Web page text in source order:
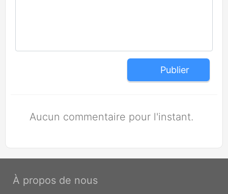
Publier
Aucun commentaire pour l'instant.
À propos de nous